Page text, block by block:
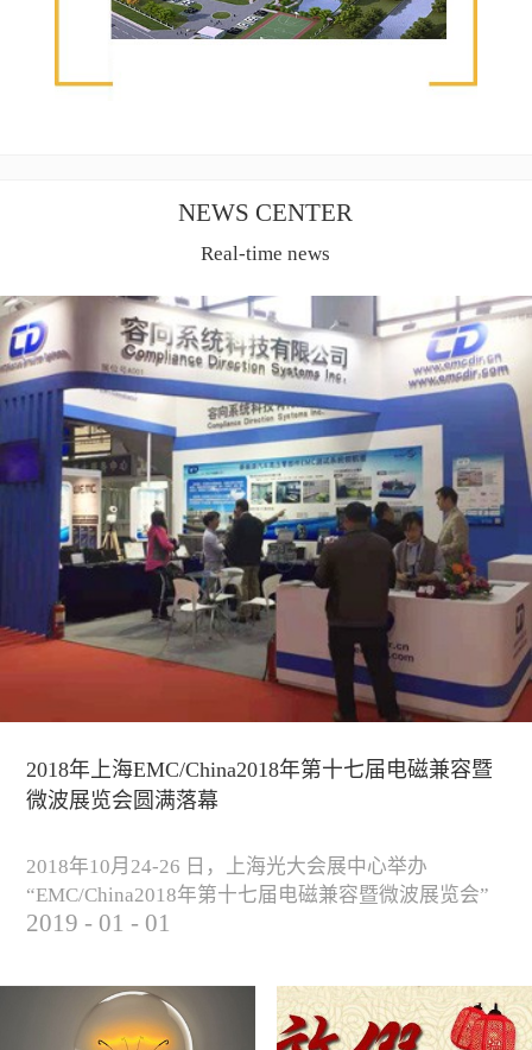
NEWS CENTER
Real-time news
2018年上海EMC/China2018年第十七届电磁兼容暨
微波展览会圆满落幕
2018年10月24-26 日，上海光大会展中心举办
“EMC/China2018年第十七届电磁兼容暨微波展览会”
圆满落幕。我公司与来自军工、汽车、科研院校、通
状与未来，并展出测试、整改等行业尖端设备，吸引
业内外人士参观驻足。展会期间我公司举办了《电磁
兼容测试和设计技术》技术讲座，本次讲座同时特邀
2019 - 01 - 01